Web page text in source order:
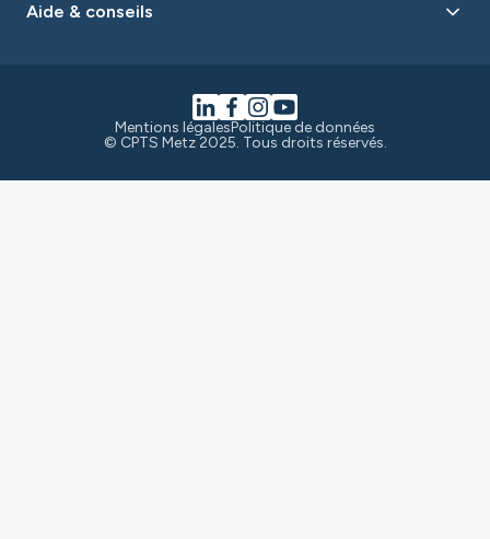
Aide & conseils
Mentions légalesPolitique de données
© CPTS Metz 2025. Tous droits réservés.